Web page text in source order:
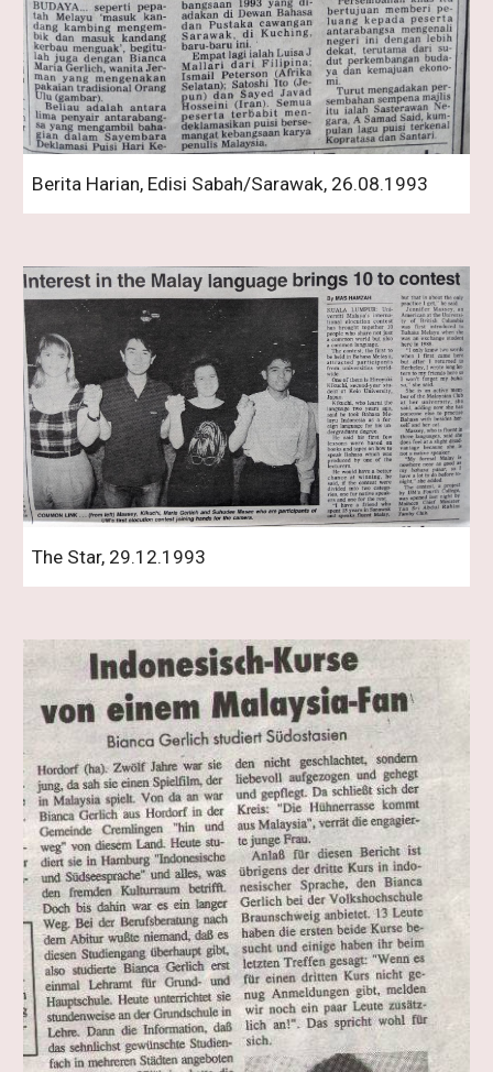
Berita Harian, Edisi Sabah/Sarawak, 26.08.1993
The Star, 29.12.1993